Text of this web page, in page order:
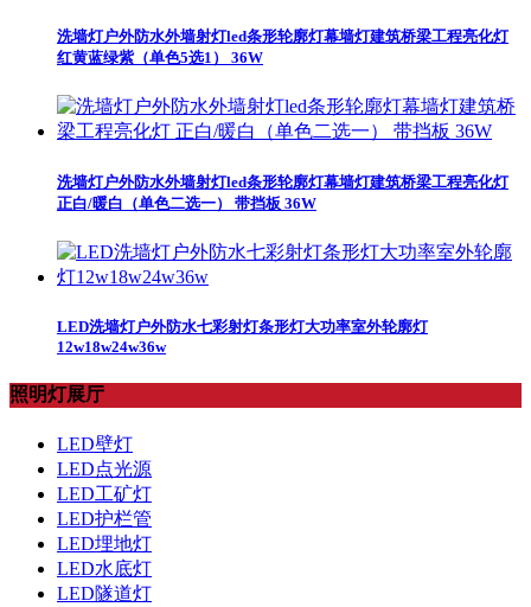
洗墙灯户外防水外墙射灯led条形轮廓灯幕墙灯建筑桥梁工程亮化灯
红黄蓝绿紫（单色5选1） 36W
洗墙灯户外防水外墙射灯led条形轮廓灯幕墙灯建筑桥梁工程亮化灯
正白/暖白（单色二选一） 带挡板 36W
LED洗墙灯户外防水七彩射灯条形灯大功率室外轮廓灯
12w18w24w36w
照明灯展厅
LED壁灯
LED点光源
LED工矿灯
LED护栏管
LED埋地灯
LED水底灯
LED隧道灯